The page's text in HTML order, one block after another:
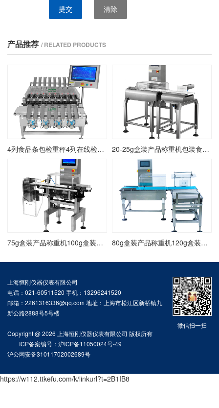
提交 清除
产品推荐 / RELATED PRODUCTS
4列食品条包检重秤4列在线检重秤4列条包动态称重机 20-25g盒装产品称重机包装食品盒装称重检测机在线盒装自动检重秤
75g盒装产品称重机100g盒装饼干称重检测机重量自动检测机 80g盒装产品称重机120g盒装五金件称重机在线自动称重检测机
微信扫一扫
上海恒刚仪器仪表有限公司
电话：021-60511520 手机：13296241520
邮箱：2261316336@qq.com 地址：上海市松江区新桥镇九
新公路2888号5号楼
Copyright @ 2026 上海恒刚仪器仪表有限公司 版权所有
ICP备案编号：沪ICP备11050024号-49
沪公网安备31011702002689号
https://w112.ttkefu.com/k/linkurl?t=2B1IB8